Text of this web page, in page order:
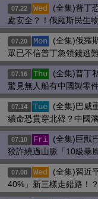
07.22 Wed
(全集)普丁
處安全？！俄羅斯民生
07.20 Mon
(全集)俄羅
眾已不信普丁急領錢逃
07.16 Thu
(全集)普丁
驚見無人船有中國製零
07.14 Tue
(全集)巴威
續命恐貫穿北韓？中國
07.10 Fri
(全集)巨獸
狡詐繞過山脈「10級暴
07.08 Wed
(全集)習近
40%」新三樣走錯路！